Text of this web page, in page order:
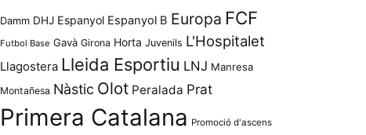
Damm DHJ Espanyol Espanyol B Europa FCF
Futbol Base Gavà Girona Horta Juvenils L'Hospitalet
Llagostera Lleida Esportiu LNJ Manresa
Montañesa Nàstic Olot Peralada Prat
Primera Catalana Promoció d'ascens